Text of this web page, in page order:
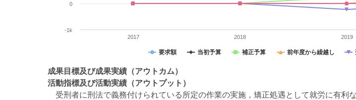
要求額 当初予算 補正予算 前年度から繰越し
2017 2018 2019
-1k
0
成果目標及び成果実績 （アウトカム）
活動指標及び活動実績 （アウトプット）
受刑者に刑法で義務付けられている所定の作業の実施，矯正処遇として就労に有利